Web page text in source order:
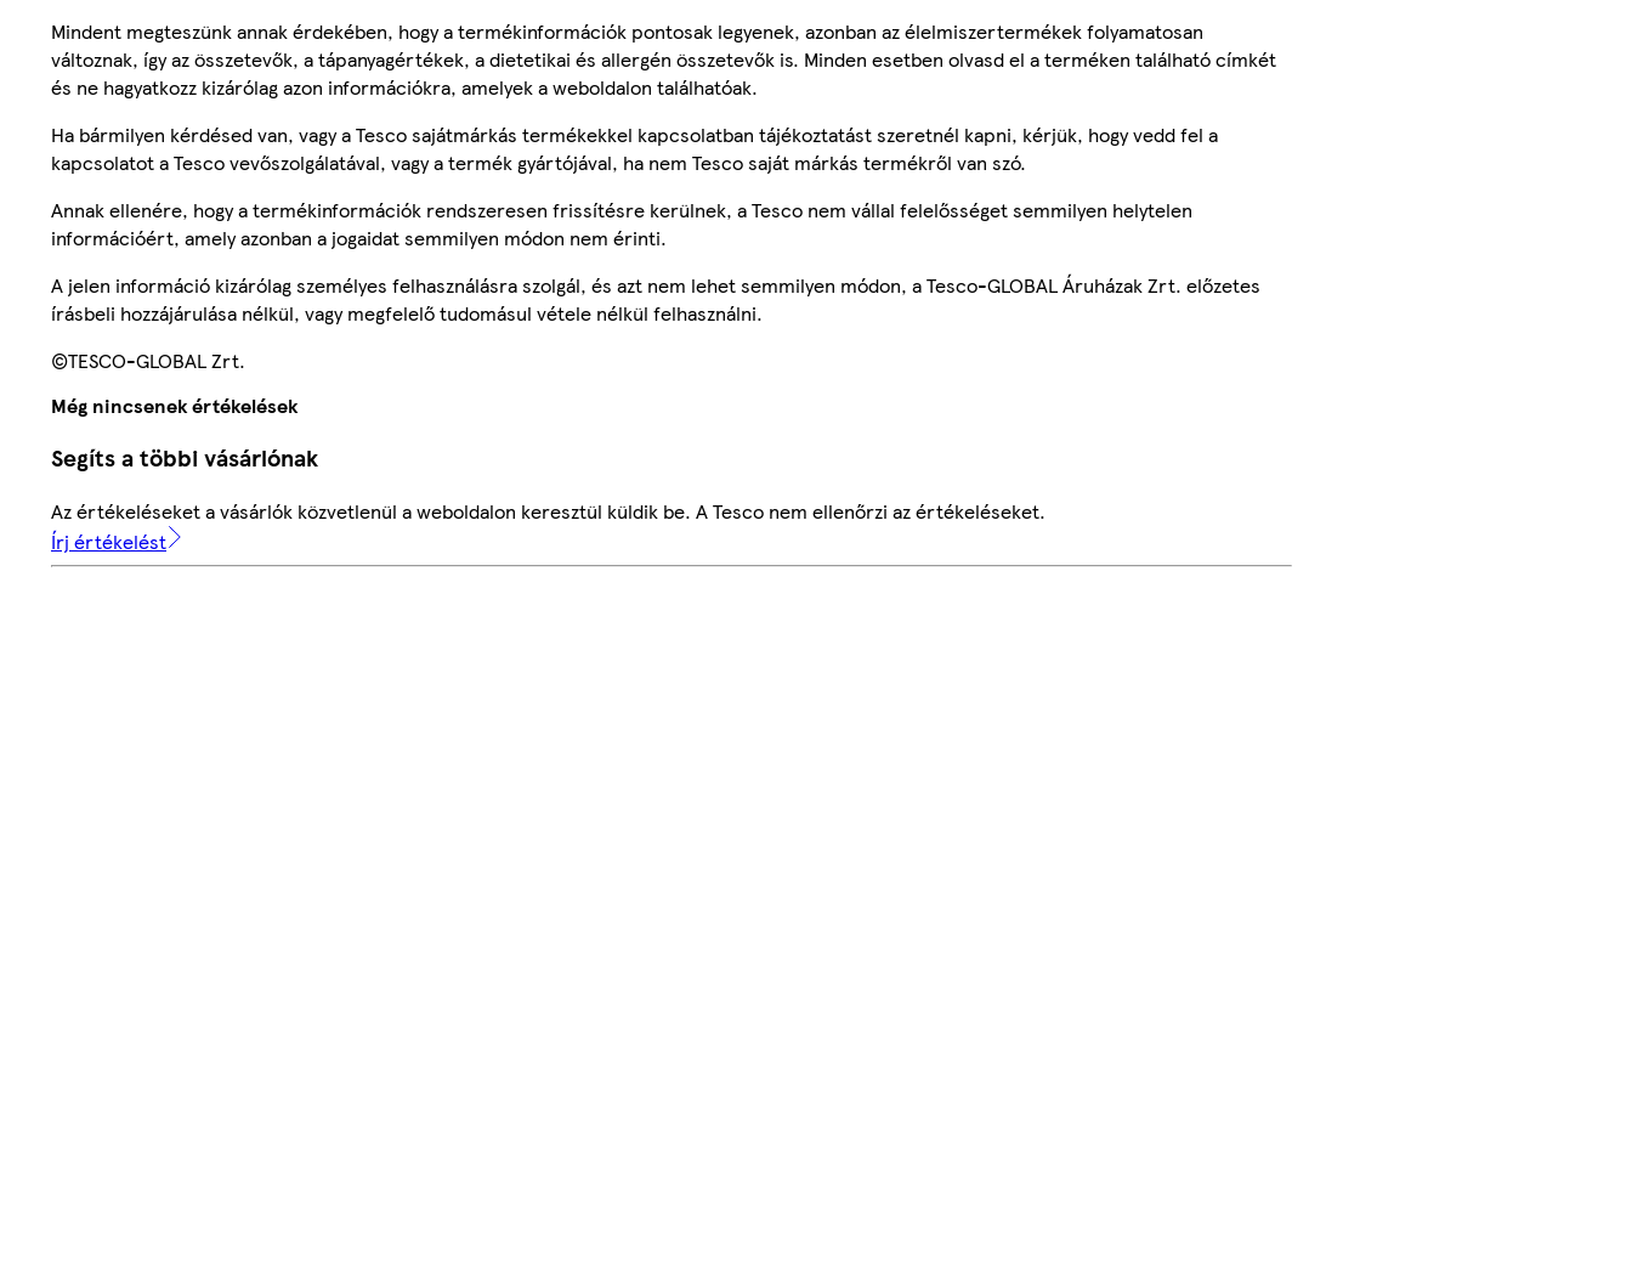
Mindent megteszünk annak érdekében, hogy a termékinformációk pontosak legyenek, azonban az élelmiszertermékek folyamatosan
változnak, így az összetevők, a tápanyagértékek, a dietetikai és allergén összetevők is. Minden esetben olvasd el a terméken található címkét
és ne hagyatkozz kizárólag azon információkra, amelyek a weboldalon találhatóak.
Ha bármilyen kérdésed van, vagy a Tesco sajátmárkás termékekkel kapcsolatban tájékoztatást szeretnél kapni, kérjük, hogy vedd fel a
kapcsolatot a Tesco vevőszolgálatával, vagy a termék gyártójával, ha nem Tesco saját márkás termékről van szó.
Annak ellenére, hogy a termékinformációk rendszeresen frissítésre kerülnek, a Tesco nem vállal felelősséget semmilyen helytelen
információért, amely azonban a jogaidat semmilyen módon nem érinti.
A jelen információ kizárólag személyes felhasználásra szolgál, és azt nem lehet semmilyen módon, a Tesco-GLOBAL Áruházak Zrt. előzetes
írásbeli hozzájárulása nélkül, vagy megfelelő tudomásul vétele nélkül felhasználni.
©TESCO-GLOBAL Zrt.
Még nincsenek értékelések
Segíts a többi vásárlónak
Az értékeléseket a vásárlók közvetlenül a weboldalon keresztül küldik be. A Tesco nem ellenőrzi az értékeléseket.
Írj értékelést